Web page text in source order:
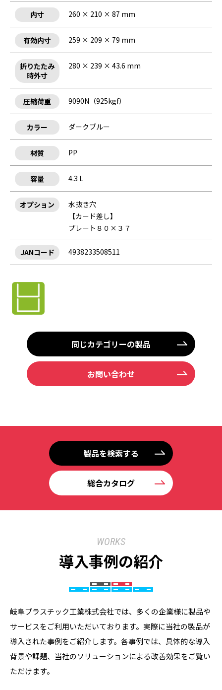
内寸 260 × 210 × 87 mm
有効内寸 259 × 209 × 79 mm
折りたたみ
時外寸
280 × 239 × 43.6 mm
圧縮荷重 9090N（925kgf）
カラー ダークブルー
材質 PP
容量 4.3 L
オプション
水抜き穴
【カード差し】
プレート８０×３７
JANコード 4938233508511
同じカテゴリーの製品
お問い合わせ
製品を検索する
総合カタログ
WORKS
導入事例の紹介
岐阜プラスチック工業株式会社では、多くの企業様に製品や
サービスをご利用いただいております。実際に当社の製品が
導入された事例をご紹介します。各事例では、具体的な導入
背景や課題、当社のソリューションによる改善効果をご覧い
ただけます。